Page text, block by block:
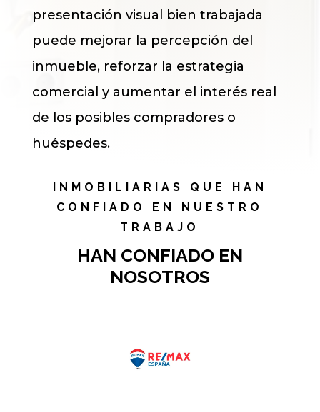
presentación visual bien trabajada
puede mejorar la percepción del
inmueble, reforzar la estrategia
comercial y aumentar el interés real
de los posibles compradores o
huéspedes.
INMOBILIARIAS QUE HAN
CONFIADO EN NUESTRO
TRABAJO
HAN CONFIADO EN
NOSOTROS